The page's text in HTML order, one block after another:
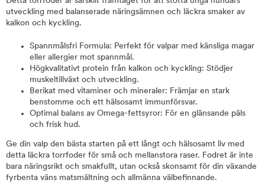
utveckling med balanserade näringsämnen och läckra smaker av
kalkon och kyckling.
Spannmålsfri Formula: Perfekt för valpar med känsliga magar
eller allergier mot spannmål.
Högkvalitativt protein från kalkon och kyckling: Stödjer
muskeltillväxt och utveckling.
Berikat med vitaminer och mineraler: Främjar en stark
benstomme och ett hälsosamt immunförsvar.
Optimal balans av Omega-fettsyror: För en glänsande päls
och frisk hud.
Ge din valp den bästa starten på ett långt och hälsosamt liv med
detta läckra torrfoder för små och mellanstora raser. Fodret är inte
bara näringsrikt och smakfullt, utan också skonsamt för din växande
fyrbenta väns matsmältning och allmänna välbefinnande.